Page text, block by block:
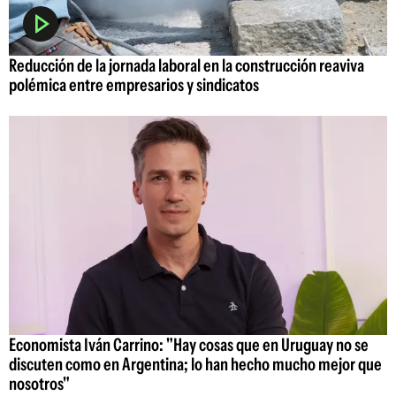
Reducción de la jornada laboral en la construcción reaviva
polémica entre empresarios y sindicatos
Economista Iván Carrino: "Hay cosas que en Uruguay no se
discuten como en Argentina; lo han hecho mucho mejor que
nosotros"